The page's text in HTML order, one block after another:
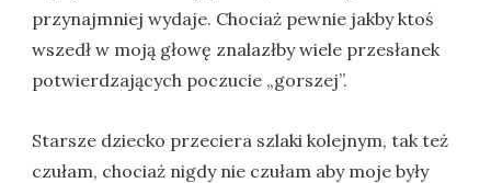
przynajmniej wydaje. Chociaż pewnie jakby ktoś
wszedł w moją głowę znalazłby wiele przesłanek
potwierdzających poczucie „gorszej”.
Starsze dziecko przeciera szlaki kolejnym, tak też
czułam, chociaż nigdy nie czułam aby moje były